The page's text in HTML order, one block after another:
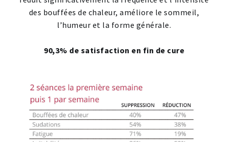
des bouffées de chaleur, améliore le sommeil,
l’humeur et la forme générale.
90,3% de satisfaction en fin de cure